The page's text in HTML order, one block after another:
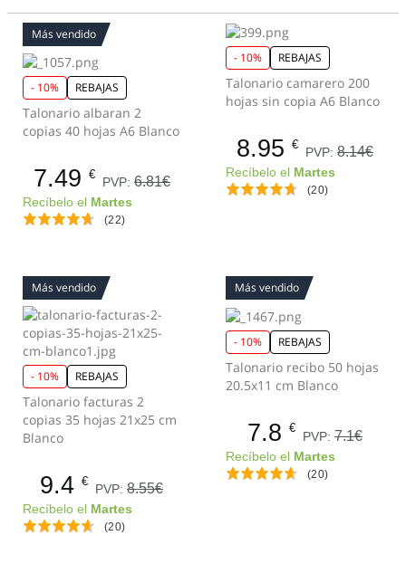
Más vendido
- 10% REBAJAS
Talonario albaran 2
copias 40 hojas A6 Blanco
7.49 €
PVP: 6.81€
Recíbelo el Martes
(22)
- 10% REBAJAS
Talonario camarero 200
hojas sin copia A6 Blanco
8.95 €
PVP: 8.14€
Recíbelo el Martes
(20)
Más vendido
- 10% REBAJAS
Talonario facturas 2
copias 35 hojas 21x25 cm
Blanco
9.4 €
PVP: 8.55€
Recíbelo el Martes
(20)
Más vendido
- 10% REBAJAS
Talonario recibo 50 hojas
20.5x11 cm Blanco
7.8 €
PVP: 7.1€
Recíbelo el Martes
(20)